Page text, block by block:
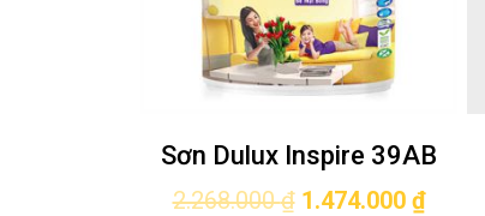
Sơn Dulux Inspire 39AB
2.268.000₫ 1.474.000 ₫